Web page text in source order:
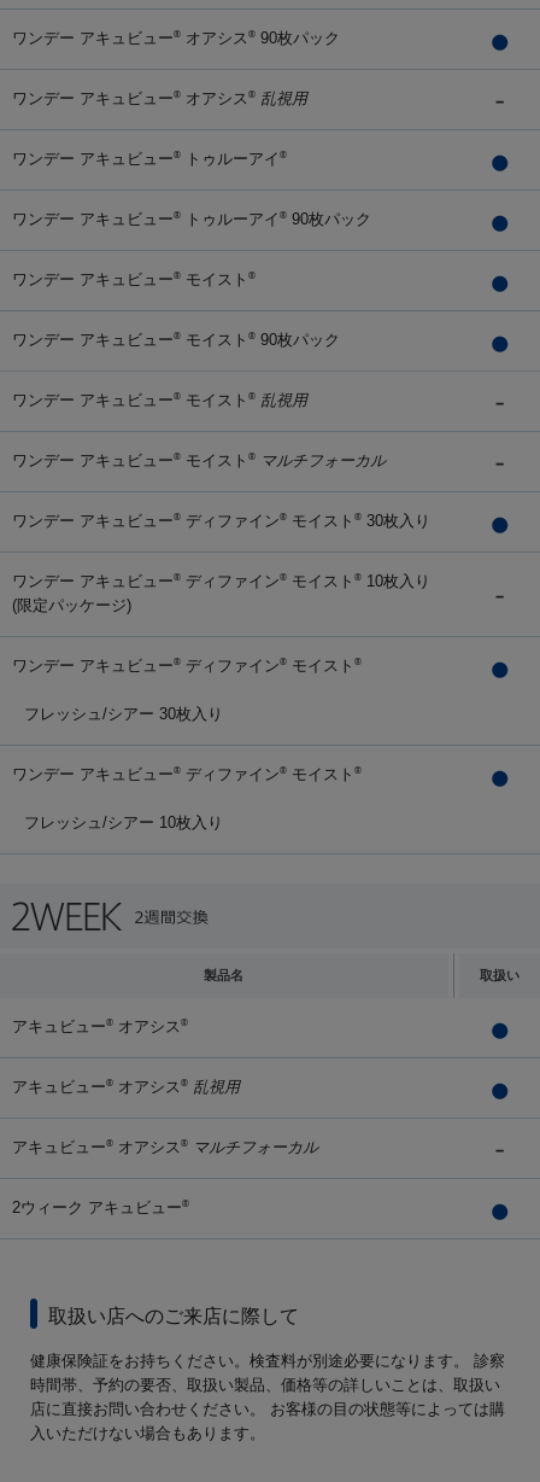
ワンデー アキュビュー® オアシス ® 90枚パック
ワンデー アキュビュー® オアシス ® 乱視用
ワンデー アキュビュー® トゥルーアイ ®
ワンデー アキュビュー® トゥルーアイ ® 90枚パック
ワンデー アキュビュー® モイスト ®
ワンデー アキュビュー® モイスト ® 90枚パック
ワンデー アキュビュー® モイスト ® 乱視用
ワンデー アキュビュー® モイスト ® マルチフォーカル
ワンデー アキュビュー® ディファイン® モイスト ® 30枚入り
ワンデー アキュビュー® ディファイン® モイスト ® 10枚入り
(限定パッケージ)
ワンデー アキュビュー® ディファイン® モイスト ®
フレッシュ/シアー 30枚入り
ワンデー アキュビュー® ディファイン® モイスト ®
フレッシュ/シアー 10枚入り
製品名 取扱い
アキュビュー® オアシス ®
アキュビュー® オアシス ® 乱視用
アキュビュー® オアシス ® マルチフォーカル
2ウィーク アキュビュー®
取扱い店へのご来店に際して
健康保険証をお持ちください。検査料が別途必要になります。 診察
時間帯、予約の要否、取扱い製品、価格等の詳しいことは、取扱い
店に直接お問い合わせください。 お客様の目の状態等によっては購
入いただけない場合もあります。